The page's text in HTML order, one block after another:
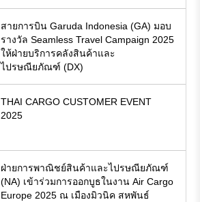
สายการบิน Garuda Indonesia (GA) มอบ
รางวัล Seamless Travel Campaign 2025
ให้ฝ่ายบริการคลังสินค้าและ
ไปรษณียภัณฑ์ (DX)
THAI CARGO CUSTOMER EVENT
2025
ฝ่ายการพาณิชย์สินค้าและไปรษณียภัณฑ์
(NA) เข้าร่วมการออกบูธในงาน Air Cargo
Europe 2025 ณ เมืองมิวนิค สหพันธ์